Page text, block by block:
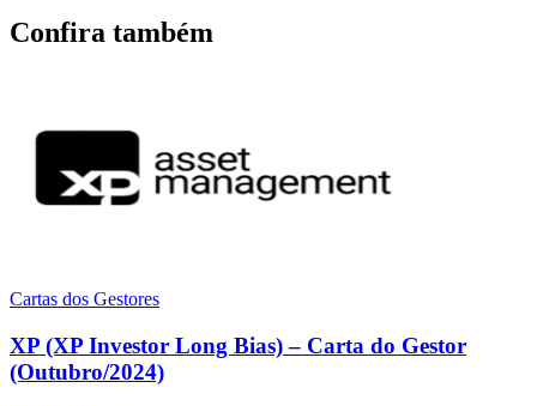
Confira também
Cartas dos Gestores
XP (XP Investor Long Bias) – Carta do Gestor
(Outubro/2024)